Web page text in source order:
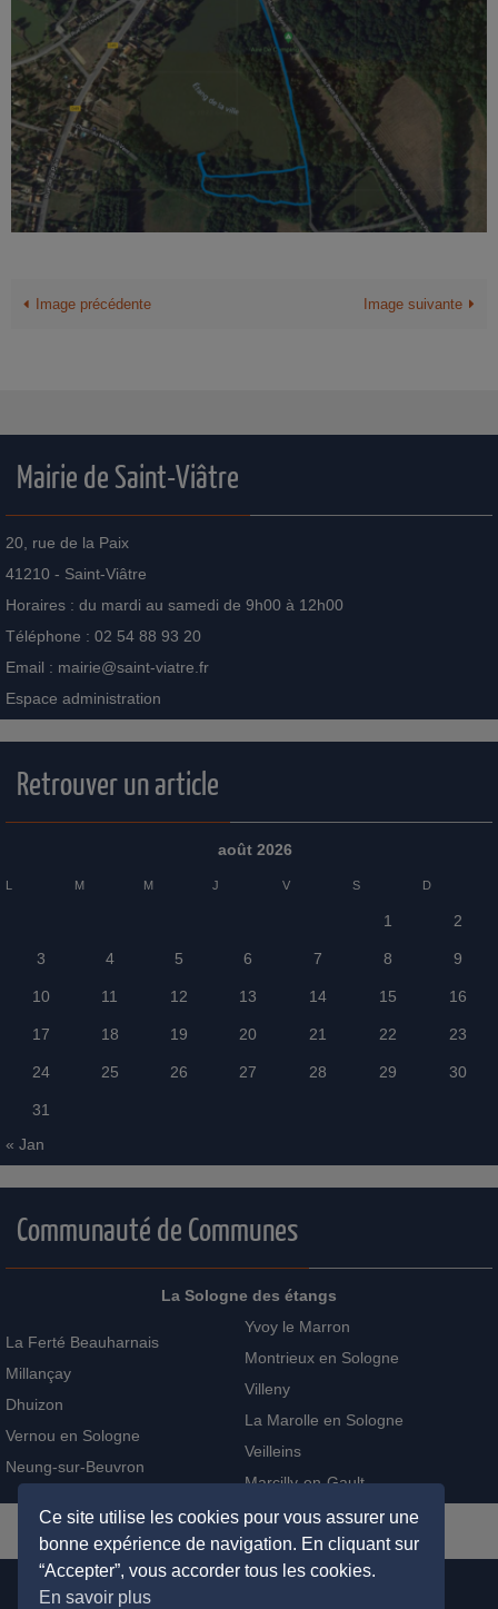
Image précédente Image suivante
Mairie de Saint-Viâtre
20, rue de la Paix
41210 - Saint-Viâtre
Horaires : du mardi au samedi de 9h00 à 12h00
Téléphone : 02 54 88 93 20
Email : mairie@saint-viatre.fr
Espace administration
Retrouver un article
août 2026
M M J V S D
1 2
3 4 5 6 7 8 9
10 11 12 13 14 15 16
17 18 19 20 21 22 23
24 25 26 27 28 29 30
31
« Jan
Communauté de Communes
La Sologne des étangs
La Ferté Beauharnais
Millançay
Dhuizon
Vernou en Sologne
Neung-sur-Beuvron
Yvoy le Marron
Montrieux en Sologne
Villeny
La Marolle en Sologne
Veilleins
Marcilly-en-Gault
Ce site utilise les cookies pour vous assurer une
bonne expérience de navigation. En cliquant sur
“Accepter”, vous accorder tous les cookies.
En savoir plus